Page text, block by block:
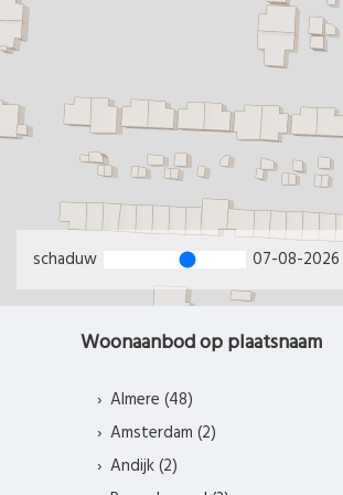
schaduw 07-08-2026
Woonaanbod op plaatsnaam
Almere (48)
Amsterdam (2)
Andijk (2)